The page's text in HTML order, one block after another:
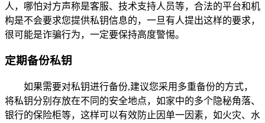
人，哪怕对方声称是客服、技术支持人员等，合法的平台和机
构是不会要求您提供私钥信息的，一旦有人提出这样的要求，
很可能是诈骗行为，一定要保持高度警惕。
定期备份私钥
如果需要对私钥进行备份,建议您采用多重备份的方式，
将私钥分别存放在不同的安全地点，如家中的多个隐秘角落、
银行的保险柜等，这样可以有效防止因单一因素，如火灾、水